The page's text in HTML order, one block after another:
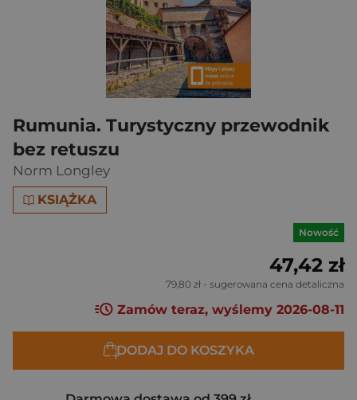
Rumunia. Turystyczny przewodnik
bez retuszu
Norm Longley
KSIĄŻKA
Nowość
47,42 zł
79,80 zł - sugerowana cena detaliczna
Zamów teraz, wyślemy 2026-08-11
DODAJ DO KOSZYKA